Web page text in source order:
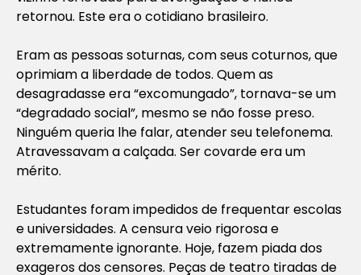
retornou. Este era o cotidiano brasileiro.
Eram as pessoas soturnas, com seus coturnos, que
oprimiam a liberdade de todos. Quem as
desagradasse era “excomungado”, tornava-se um
“degradado social”, mesmo se não fosse preso.
Ninguém queria lhe falar, atender seu telefonema.
Atravessavam a calçada. Ser covarde era um
mérito.
Estudantes foram impedidos de frequentar escolas
e universidades. A censura veio rigorosa e
extremamente ignorante. Hoje, fazem piada dos
exageros dos censores. Peças de teatro tiradas de